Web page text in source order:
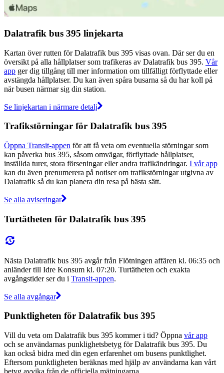
Dalatrafik bus 395 linjekarta
Kartan över rutten för Dalatrafik bus 395 visas ovan. Där ser du en
översikt på alla hållplatser som trafikeras av Dalatrafik bus 395. Vår
app ger dig tillgång till mer information om tillfälligt förflyttade eller
avstängda hållplatser. Du kan även spåra busarna så du har koll på
när busen närmar sig din station.
Se linjekartan i närmare detalj
Trafikstörningar för Dalatrafik bus 395
Öppna Transit-appen för att få veta om eventuella störningar som
kan påverka bus 395, såsom omvägar, förflyttade hållplatser,
inställda turer, stora förseningar eller andra trafikändringar. I vår app
kan du även prenumerera på notiser om trafikstörningar utgivna av
Dalatrafik så du kan planera din resa på bästa sätt.
Se alla aviseringar
Turtätheten för Dalatrafik bus 395
Nästa Dalatrafik bus 395 avgår från Flötningen affären kl. 06:35 och
anländer till Idre Konsum kl. 07:20. Turtätheten och exakta
avgångstider ser du i Transit-appen.
Se alla avgångar
Punktligheten för Dalatrafik bus 395
Vill du veta om Dalatrafik bus 395 kommer i tid? Öppna vår app
och se användarnas punklighetsbetyg för Dalatrafik bus 395. Du
kan också bidra med din egen erfarenhet om busens punktlighet.
Eftersom punktligheten beräknas med hjälp av användarna kan vårt
betyg avvika från de officiella mätningarna.